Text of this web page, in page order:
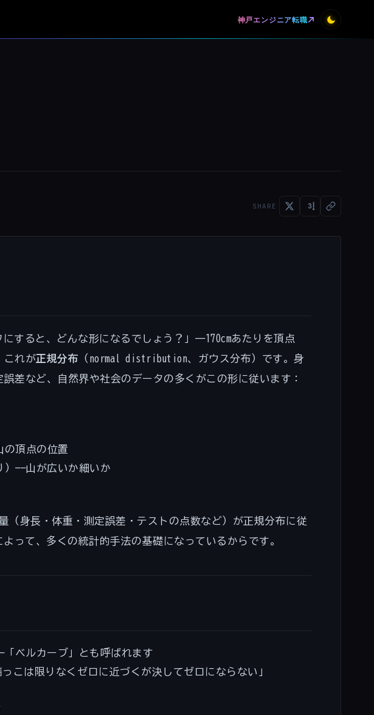
神戸エンジニア転職
SHARE
すると、どんな形になるでしょう？」——170cmあたりを頂点
これが正規分布 （normal distribution、ガウス分布）です。身
差など、自然界や社会のデータの多くがこの形に従います：
の頂点の位置
）——山が広いか細いか
（身長・体重・測定誤差・テストの点数など）が正規分布に従
って、多くの統計的手法の基礎になっているからです。
「ベルカーブ」とも呼ばれます
こは限りなくゼロに近づくが決してゼロにならない」